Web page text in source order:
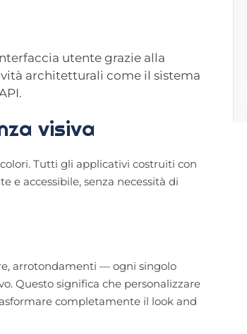
utente grazie alla
architetturali come il sistema
visiva
Tutti gli applicativi costruiti con
e accessibile, senza necessità di
arrotondamenti — ogni singolo
Questo significa che personalizzare
completamente il look and